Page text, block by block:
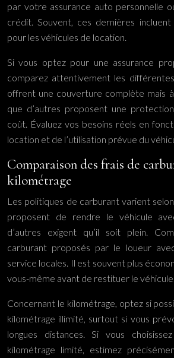
par votre assurance auto personnelle
crédit. Souvent, ces dernières
pour les véhicules de location.
Si vous optez pour une assurance
comparez attentivement les
offrent une couverture complète mais
que d’autres proposent une
coût. Évaluez vos besoins réels en
location et de l’utilisation prévue du
Comparaison des frais de
kilométrage
Les politiques de carburant varient
proposent de rendre le véhicule
d’autres exigent qu’il soit plein.
carburant proposés par le loueur
service locales. Il est souvent plus
vous-même avant de restituer le véhicule.
Concernant le kilométrage, optez si
kilométrage illimité, surtout si vous
longues distances. Si vous
kilométrage limité, estimez